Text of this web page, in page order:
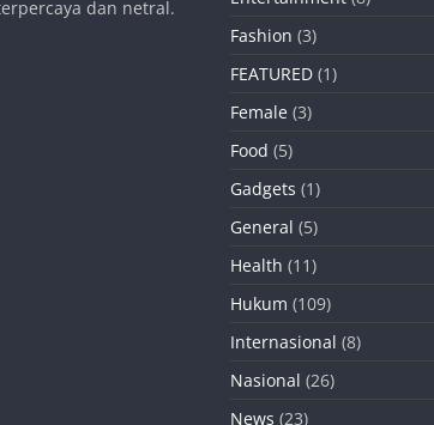
dan netral.
Fashion (3)
FEATURED (1)
Female (3)
Food (5)
Gadgets (1)
General (5)
Health (11)
Hukum (109)
Internasional (8)
Nasional (26)
News (23)